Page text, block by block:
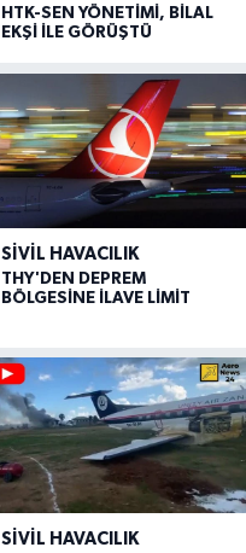
HTK-SEN YÖNETİMİ, BİLAL
EKŞİ İLE GÖRÜŞTÜ
SIVIL HAVACILIK
THY'DEN DEPREM
BÖLGESİNE İLAVE LİMİT
SIVIL HAVACILIK